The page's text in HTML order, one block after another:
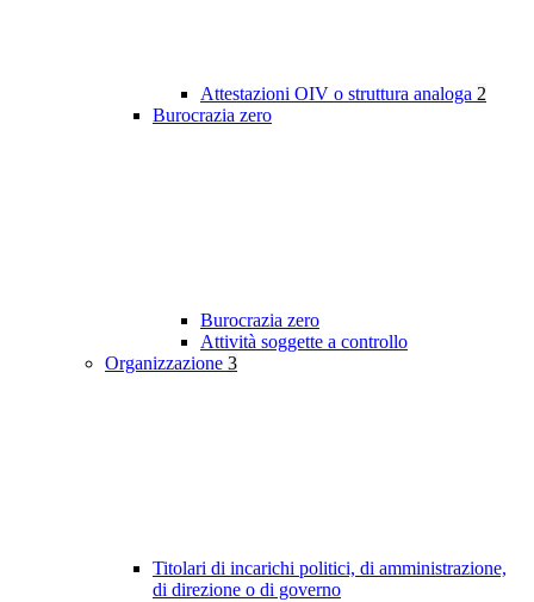
Attestazioni OIV o struttura analoga 2
Burocrazia zero
Burocrazia zero
Attività soggette a controllo
Organizzazione 3
Titolari di incarichi politici, di amministrazione,
di direzione o di governo